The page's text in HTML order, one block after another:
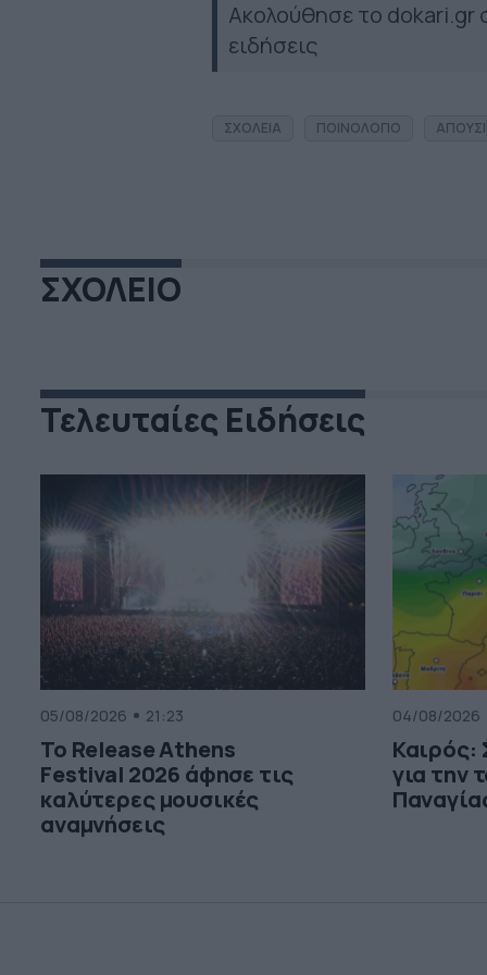
Ακολούθησε το dokari.gr
ειδήσεις
ΣΧΟΛΕΙΑ ΠΟΙΝΟΛΟΓΙΟ
ΣΧΟΛΕΙΟ
Τελευταίες Ειδήσεις
05/08/2026 21:23
Το Release Athens
Festival 2026 άφησε τις
καλύτερες μουσικές
αναμνήσεις
04/08/2026
Καιρός:
για την